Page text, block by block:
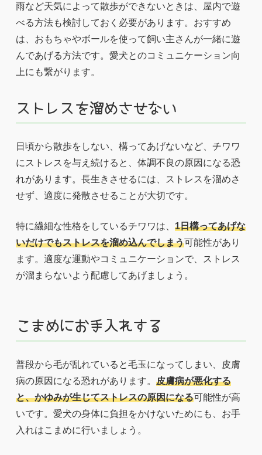
雨など天気によって散歩ができないときは、屋内で遊
べる方法も検討しておく必要があります。おすすめ
は、おもちゃやボールを使って飼い主さんが一緒に遊
んであげる方法です。愛犬とのコミュニケーション向
上にも繋がります。
ストレスを溜めさせない
日頃から散歩をしない、構ってあげないなど、チワワ
にストレスを与え続けると、体調不良の原因になる恐
れがあります。長生きさせるには、ストレスを溜めさ
せず、適度に発散させることが大切です。
特に繊細な性格をしているチワワは、 1日構ってあげな
いだけでもストレスを溜め込んでしまう可能性があり
ます。適度な運動やコミュニケーションで、ストレス
が溜まらないよう配慮してあげましょう。
こまめにお手入れする
普段から毛が乱れていると毛玉になってしまい、皮膚
病の原因になる恐れがあります。 皮膚病が悪化する
と、かゆみが生じてストレスの原因になる可能性が高
いです。愛犬の身体に負担をかけないためにも、お手
入れはこまめに行いましょう。